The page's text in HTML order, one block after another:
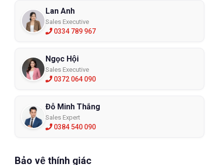
Lan Anh
Sales Executive
0334 789 967
Ngọc Hội
Sales Executive
0372 064 090
Đỗ Minh Thắng
Sales Expert
0384 540 090
Bảo vệ thính giác